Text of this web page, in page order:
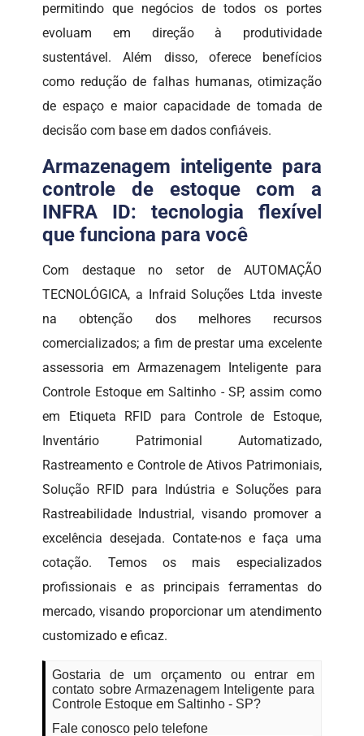
permitindo que negócios de todos os portes
evoluam em direção à produtividade
sustentável. Além disso, oferece benefícios
como redução de falhas humanas, otimização
de espaço e maior capacidade de tomada de
decisão com base em dados confiáveis.
Armazenagem inteligente para
controle de estoque com a
INFRA ID: tecnologia flexível
que funciona para você
Com destaque no setor de AUTOMAÇÃO
TECNOLÓGICA, a Infraid Soluções Ltda investe
na obtenção dos melhores recursos
comercializados; a fim de prestar uma excelente
assessoria em Armazenagem Inteligente para
Controle Estoque em Saltinho - SP, assim como
em Etiqueta RFID para Controle de Estoque,
Inventário Patrimonial Automatizado,
Rastreamento e Controle de Ativos Patrimoniais,
Solução RFID para Indústria e Soluções para
Rastreabilidade Industrial, visando promover a
excelência desejada. Contate-nos e faça uma
cotação. Temos os mais especializados
profissionais e as principais ferramentas do
mercado, visando proporcionar um atendimento
customizado e eficaz.
Gostaria de um orçamento ou entrar em
contato sobre Armazenagem Inteligente para
Controle Estoque em Saltinho - SP?
Fale conosco pelo telefone